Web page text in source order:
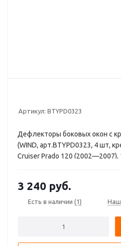
Артикул: BTYPD0323
Дефлекторы боковых окон с
(WIND, арт.BTYPD0323, 4 шт,
Cruiser Prado 120
3 240 руб.
Есть в наличии (1)